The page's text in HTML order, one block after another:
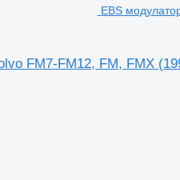
EBS
FM7-FM12, FM, FMX